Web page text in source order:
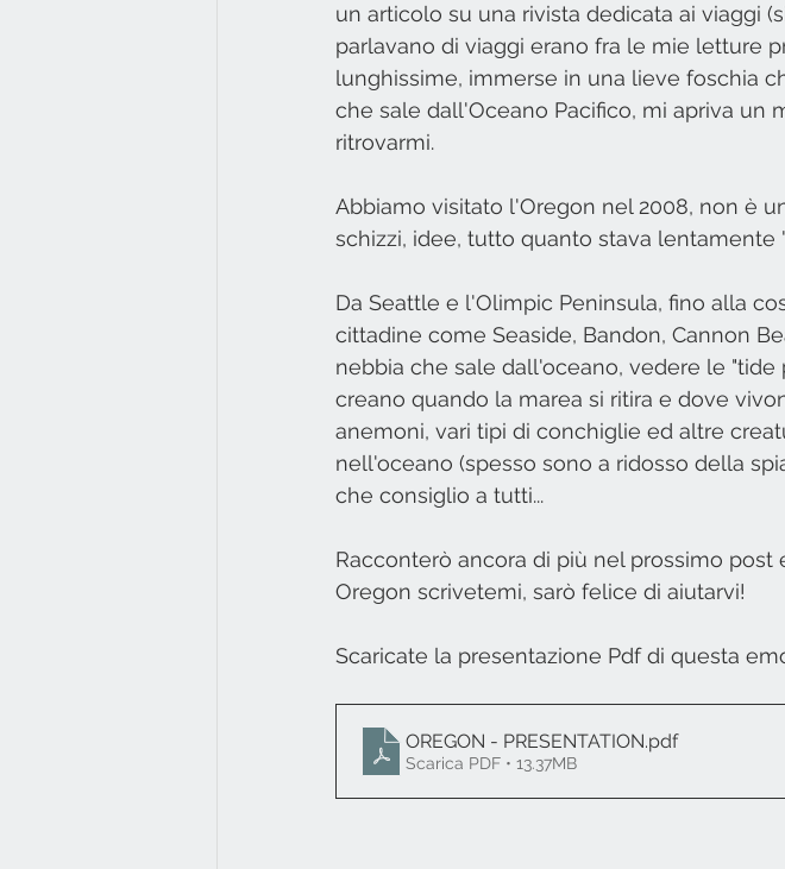
un articolo su una rivista dedicata ai viaggi
parlavano di viaggi erano fra le mie letture
lunghissime, immerse in una lieve foschia
che sale dall'Oceano Pacifico, mi apriva
ritrovarmi.
Abbiamo visitato l'Oregon nel 2008, non è
schizzi, idee, tutto quanto stava lentamente
Da Seattle e l'Olimpic Peninsula, fino alla
cittadine come Seaside, Bandon, Cannon
nebbia che sale dall'oceano, vedere le
creano quando la marea si ritira e dove
anemoni, vari tipi di conchiglie ed altre
nell'oceano (spesso sono a ridosso della
che consiglio a tutti...
Racconterò ancora di più nel prossimo
Oregon scrivetemi, sarò felice di aiutarvi!
Scaricate la presentazione Pdf di questa
OREGON - PRESENTATION.pdf
Scarica PDF • 13.37MB